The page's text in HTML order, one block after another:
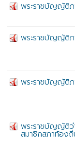
พระราชบัญญัติภ
พระราชบัญญัติ
พระราชบัญญัติภ
พระราชบัญญัติว่
สมาชิกสภาท้อง